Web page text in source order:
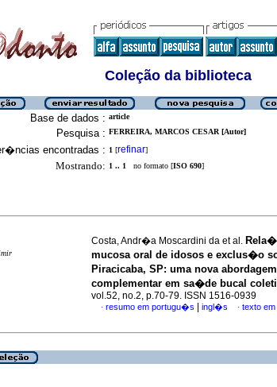
Coleção da biblioteca
Base de dados : article
Pesquisa : FERREIRA, MARCOS CESAR [Autor]
encontradas : 1 [refinar]
Mostrando: 1 .. 1 no formato [ISO 690]
Costa, Andr�a Moscardini da et al.
mucosa oral de idosos e exclus�o
Piracicaba, SP: uma nova
complementar em sa�de bucal
vol.52, no.2, p.70-79. ISSN 1516-0939
· resumo em portugu�s ingl�s · texto